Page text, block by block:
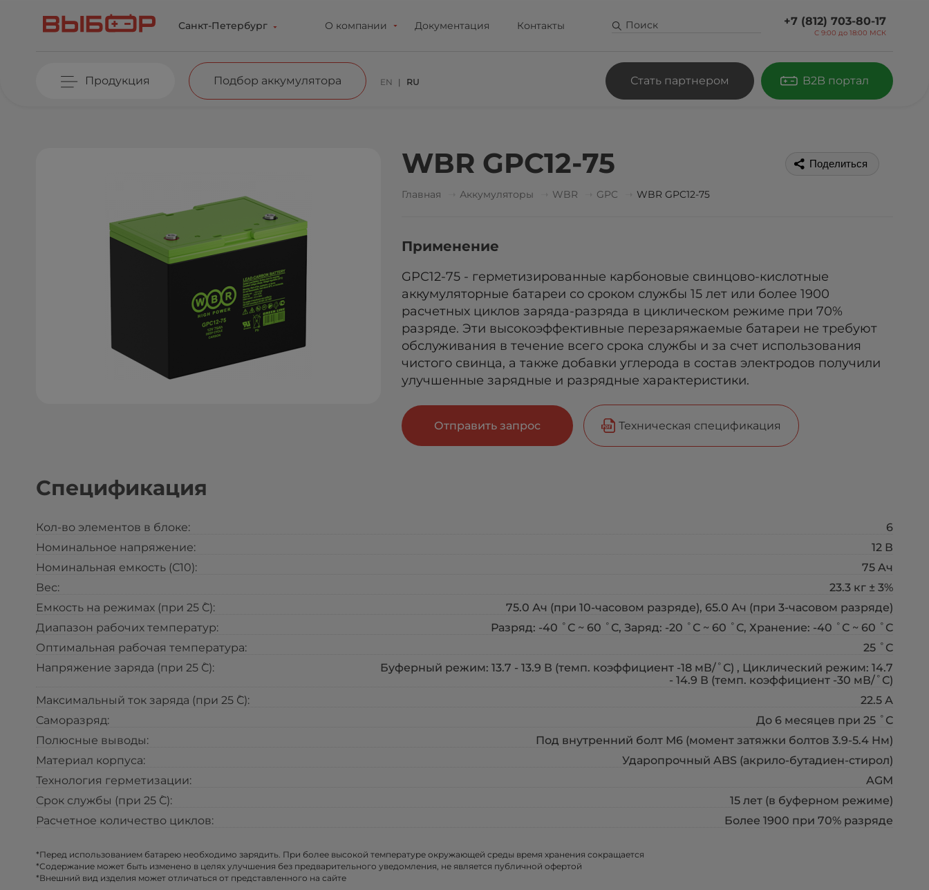
Санкт-Петербург О компании Документация Контакты +7 (812) 703-80-17
С 9:00 до 18:00 МСК
Продукция Подбор аккумулятора EN RU Стать партнером B2B портал
WBR GPC12-75 Поделиться
Главная Аккумуляторы WBR GPC WBR GPC12-75
Применение
GPC12-75 - герметизированные карбоновые свинцово-кислотные
аккумуляторные батареи со сроком службы 15 лет или более 1900
расчетных циклов заряда-разряда в циклическом режиме при 70%
разряде. Эти высокоэффективные перезаряжаемые батареи не требуют
обслуживания в течение всего срока службы и за счет использования
чистого свинца, а также добавки углерода в состав электродов получили
улучшенные зарядные и разрядные характеристики.
Отправить запрос Техническая спецификация
Спецификация
Кол-во элементов в блоке:
6
Номинальное напряжение:
12 В
Номинальная емкость (С10):
75 Aч
Вес:
23.3 кг ± 3%
Емкость на режимах (при 25 ̊С):
75.0 Ач (при 10-часовом разряде), 65.0 Ач (при 3-часовом разряде)
Диапазон рабочих температур:
Разряд: -40 ˚С ~ 60 ˚С, Заряд: -20 ˚С ~ 60 ˚С, Хранение: -40 ˚С ~ 60 ˚С
Оптимальная рабочая температура:
25 ˚С
Напряжение заряда (при 25 ̊С):
Буферный режим: 13.7 - 13.9 В (темп. коэффициент -18 мВ/˚С) , Циклический режим: 14.7
- 14.9 В (темп. коэффициент -30 мВ/˚С)
Максимальный ток заряда (при 25 ̊С):
22.5 А
Саморазряд:
До 6 месяцев при 25 ˚С
Полюсные выводы:
Под внутренний болт М6 (момент затяжки болтов 3.9-5.4 Нм)
Материал корпуса:
Ударопрочный ABS (акрило-бутадиен-стирол)
Технология герметизации:
AGM
Срок службы (при 25 ̊С):
15 лет (в буферном режиме)
Расчетное количество циклов:
Более 1900 при 70% разряде
*Перед использованием батарею необходимо зарядить. При более высокой температуре окружающей среды время хранения сокращается
*Содержание может быть изменено в целях улучшения без предварительного уведомления, не является публичной офертой
*Внешний вид изделия может отличаться от представленного на сайте